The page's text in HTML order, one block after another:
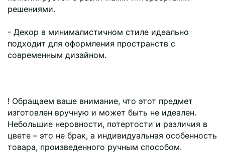
решениями.
- Декор в минималистичном стиле идеально
подходит для оформления пространств с
современным дизайном.
! Обращаем ваше внимание, что этот предмет
изготовлен вручную и может быть не идеален.
Небольшие неровности, потертости и различия в
цвете – это не брак, а индивидуальная особенность
товара, произведенного ручным способом.